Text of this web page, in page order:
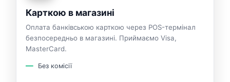
Карткою в магазині
Оплата банківською карткою через POS-термінал
безпосередньо в магазині. Приймаємо Visa,
MasterCard.
Без комісії